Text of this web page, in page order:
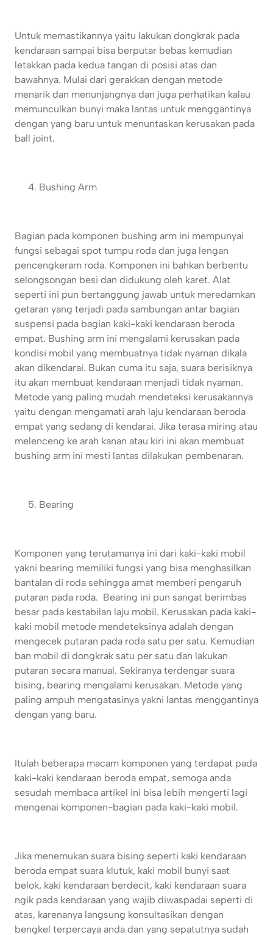
Untuk memastikannya yaitu lakukan dongkrak pada
kendaraan sampai bisa berputar bebas kemudian
letakkan pada kedua tangan di posisi atas dan
bawahnya. Mulai dari gerakkan dengan metode
menarik dan menunjangnya dan juga perhatikan kalau
memunculkan bunyi maka lantas untuk menggantinya
dengan yang baru untuk menuntaskan kerusakan pada
ball joint.
Bushing Arm
Bagian pada komponen bushing arm ini mempunyai
fungsi sebagai spot tumpu roda dan juga lengan
pencengkeram roda. Komponen ini bahkan berbentu
selongsongan besi dan didukung oleh karet. Alat
seperti ini pun bertanggung jawab untuk meredamkan
getaran yang terjadi pada sambungan antar bagian
suspensi pada bagian kaki-kaki kendaraan beroda
empat. Bushing arm ini mengalami kerusakan pada
kondisi mobil yang membuatnya tidak nyaman dikala
akan dikendarai. Bukan cuma itu saja, suara berisiknya
itu akan membuat kendaraan menjadi tidak nyaman.
Metode yang paling mudah mendeteksi kerusakannya
yaitu dengan mengamati arah laju kendaraan beroda
empat yang sedang di kendarai. Jika terasa miring atau
melenceng ke arah kanan atau kiri ini akan membuat
bushing arm ini mesti lantas dilakukan pembenaran.
Bearing
Komponen yang terutamanya ini dari kaki-kaki mobil
yakni bearing memiliki fungsi yang bisa menghasilkan
bantalan di roda sehingga amat memberi pengaruh
putaran pada roda. Bearing ini pun sangat berimbas
besar pada kestabilan laju mobil. Kerusakan pada kaki-
kaki mobil metode mendeteksinya adalah dengan
mengecek putaran pada roda satu per satu. Kemudian
ban mobil di dongkrak satu per satu dan lakukan
putaran secara manual. Sekiranya terdengar suara
bising, bearing mengalami kerusakan. Metode yang
paling ampuh mengatasinya yakni lantas menggantinya
dengan yang baru.
Itulah beberapa macam komponen yang terdapat pada
kaki-kaki kendaraan beroda empat, semoga anda
sesudah membaca artikel ini bisa lebih mengerti lagi
mengenai komponen-bagian pada kaki-kaki mobil.
Jika menemukan suara bising seperti kaki kendaraan
beroda empat suara klutuk, kaki mobil bunyi saat
belok, kaki kendaraan berdecit, kaki kendaraan suara
ngik pada kendaraan yang wajib diwaspadai seperti di
atas, karenanya langsung konsultasikan dengan
bengkel terpercaya anda dan yang sepatutnya sudah